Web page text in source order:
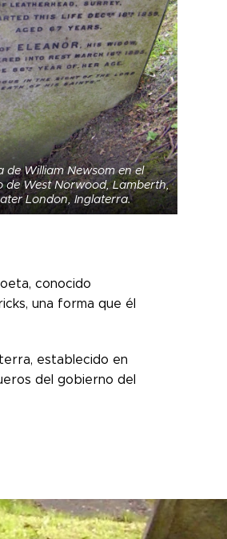
de William Newsom en el
de West Norwood, Lamberth,
London, Inglaterra.
conocido
una forma que él
establecido en
del gobierno del